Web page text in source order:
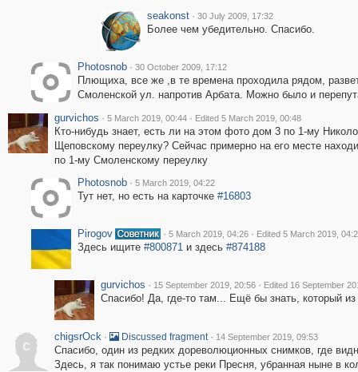
seakonst · 30 July 2009, 17:32
Более чем убедительно. Спасибо.
Photosnob · 30 October 2009, 17:12
Плющиха, все же ,в те времена проходила рядом,
Смоленской ул. напротив Арбата. Можно было и
gurvichos · 5 March 2019, 00:44 · Edited 5 March 2019, 00:48
Кто-нибудь знает, есть ли на этом фото дом 3 по 1-му
Щеповскому переулку? Сейчас примерно на его месте
по 1-му Смоленскому переулку
Photosnob · 5 March 2019, 04:22
Тут нет, но есть на карточке #16803
Pirogov · 5 March 2019, 04:26 · Edited 5 March 2019,
Здесь ищите #800871и здесь #874188
gurvichos · 15 September 2019, 20:56 · Edited 16 September
Спасибо! Да, где-то там... Ещё бы знать, который
c
chigsrOck · Discussed fragment · 14 September 2019, 09:53
Спасибо, один из редких дореволюционных снимков, где
Здесь, я так понимаю устье реки Пресня, убранная ныне в